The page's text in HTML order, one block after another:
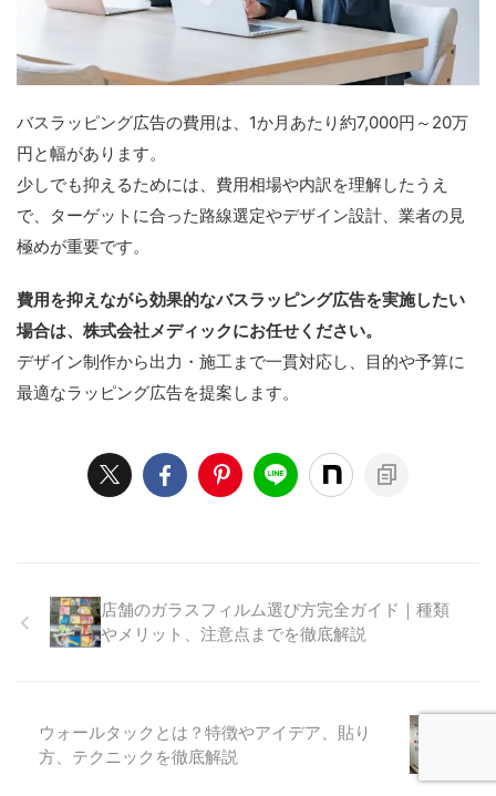
バスラッピング広告の費用は、1か月あたり約7,000円～20万
円と幅があります。
少しでも抑えるためには、費用相場や内訳を理解したうえ
で、ターゲットに合った路線選定やデザイン設計、業者の見
極めが重要です。
費用を抑えながら効果的なバスラッピング広告を実施したい
場合は、株式会社メディックにお任せください。
デザイン制作から出力・施工まで一貫対応し、目的や予算に
最適なラッピング広告を提案します。
店舗のガラスフィルム選び方完全ガイド｜種類
やメリット、注意点までを徹底解説
ウォールタックとは？特徴やアイデア、貼り
方、テクニックを徹底解説